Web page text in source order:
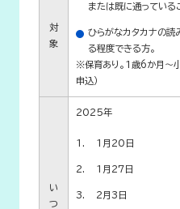
対
象
または既に通っている
ひらがなカタカナの読
る程度できる方。
※保育あり。1歳6か月～
申込）
い
つ
2025年
1月20日
1月27日
2月3日